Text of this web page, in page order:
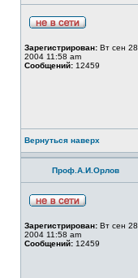
Зарегистрирован: Вт сен 28,
2004 11:58 am
Сообщений: 12459
Вернуться наверх
Проф.А.И.Орлов
Зарегистрирован: Вт сен 28,
2004 11:58 am
Сообщений: 12459